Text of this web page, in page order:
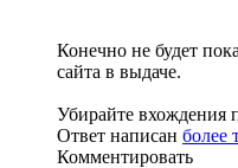
Конечно не будет
сайта в выдаче.
Убирайте вхождения
Ответ написан более
Комментировать